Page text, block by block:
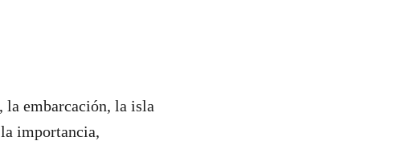
la embarcación, la isla
importancia,